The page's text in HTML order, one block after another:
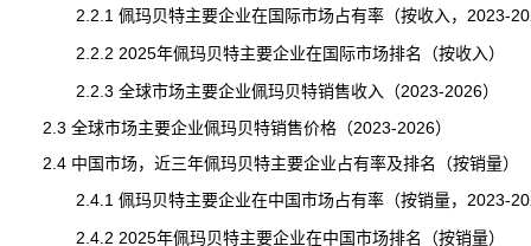
2.2.1 佩玛贝特主要企业在国际市场占有率（按收入，2023-
2.2.2 2025年佩玛贝特主要企业在国际市场排名（按收入）
2.2.3 全球市场主要企业佩玛贝特销售收入（2023-2026）
2.3 全球市场主要企业佩玛贝特销售价格（2023-2026）
2.4 中国市场，近三年佩玛贝特主要企业占有率及排名（按销量）
2.4.1 佩玛贝特主要企业在中国市场占有率（按销量，2023-
2.4.2 2025年佩玛贝特主要企业在中国市场排名（按销量）